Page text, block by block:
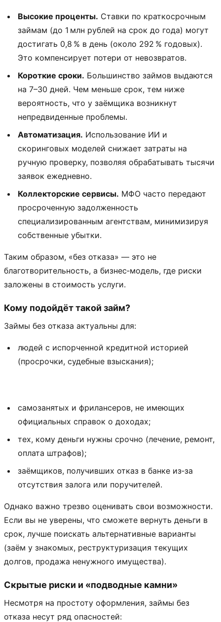
Высокие проценты. Ставки по краткосрочным
займам (до 1 млн рублей на срок до года) могут
достигать 0,8 % в день (около 292 % годовых).
Это компенсирует потери от невозвратов.
Короткие сроки. Большинство займов выдаются
на 7–30 дней. Чем меньше срок, тем ниже
вероятность, что у заёмщика возникнут
непредвиденные проблемы.
Автоматизация. Использование ИИ и
скоринговых моделей снижает затраты на
ручную проверку, позволяя обрабатывать тысячи
заявок ежедневно.
Коллекторские сервисы. МФО часто передают
просроченную задолженность
специализированным агентствам, минимизируя
собственные убытки.
Таким образом, «без отказа» — это не
благотворительность, а бизнес‑модель, где риски
заложены в стоимость услуги.
Кому подойдёт такой займ?
Займы без отказа актуальны для:
людей с испорченной кредитной историей
(просрочки, судебные взыскания);
самозанятых и фрилансеров, не имеющих
официальных справок о доходах;
тех, кому деньги нужны срочно (лечение, ремонт,
оплата штрафов);
заёмщиков, получивших отказ в банке из‑за
отсутствия залога или поручителей.
Однако важно трезво оценивать свои возможности.
Если вы не уверены, что сможете вернуть деньги в
срок, лучше поискать альтернативные варианты
(заём у знакомых, реструктуризация текущих
долгов, продажа ненужного имущества).
Скрытые риски и «подводные камни»
Несмотря на простоту оформления, займы без
отказа несут ряд опасностей: